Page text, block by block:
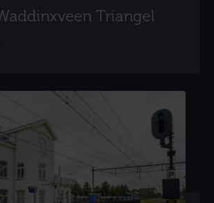
Triangel